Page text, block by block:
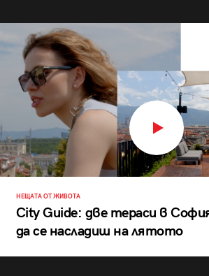
НЕЩАТА ОТ ЖИВОТА
City Guide: две тераси в
да се насладиш на лятото